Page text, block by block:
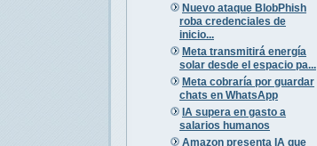
Nuevo ataque BlobPhish
roba credenciales de
inicio...
Meta transmitirá energía
solar desde el espacio pa...
Meta cobraría por guardar
chats en WhatsApp
IA supera en gasto a
salarios humanos
Amazon presenta IA que